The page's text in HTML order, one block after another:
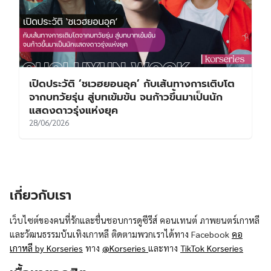
เปิดประวัติ ‘ชเวฮยอนอุค’ กับเส้นทางการเติบโต
จากบทวัยรุ่น สู่บทเข้มข้น จนก้าวขึ้นมาเป็นนัก
แสดงดาวรุ่งแห่งยุค
28/06/2026
เกี่ยวกับเรา
เว็บไซต์ของคนที่รักและชื่นชอบการดูซีรีส์ คอนเทนต์ ภาพยนตร์เกาหลี
และวัฒนธรรมบันเทิงเกาหลี ติดตามพวกเราได้ทาง Facebook คอ
เกาหลี by Korseries ทาง @Korseries และทาง TikTok Korseries